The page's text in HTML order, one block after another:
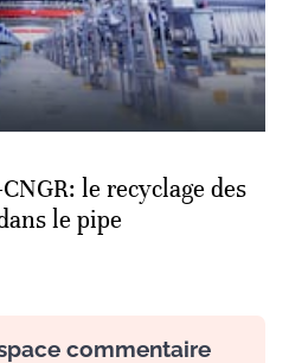
le recyclage des
le pipe
commentaire